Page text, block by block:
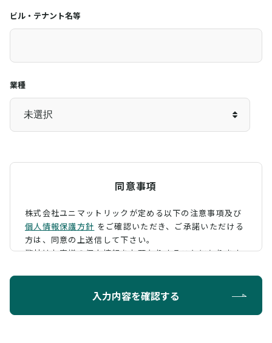
ビル・テナント名等
業種
同意事項
株式会社ユニマットリックが定める以下の注意事項及び
個人情報保護方針 をご確認いただき、 ご承諾いただける
方は、同意の上送信して下さい。
弊社はお客様の個人情報をお預かりすることになります
ように定め、保護に努めております。
入力内容を確認する